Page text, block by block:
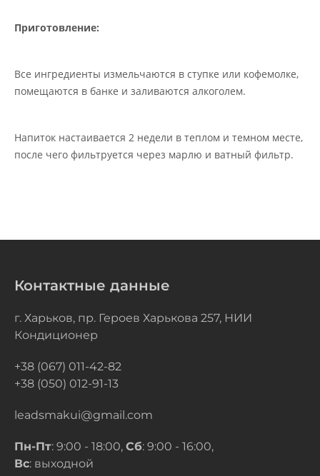
Приготовление:
Все ингредиенты измельчаются в ступке или кофемолке,
помещаются в банке и заливаются алкоголем.
Напиток настаивается 2 недели в теплом и темном месте,
после чего фильтруется через марлю и ватный фильтр.
Контактные данные
г. Харьков, пр. Героев Харькова 257, НИИ
Кондиционер
+38 (067) 011-42-82
+38 (050) 012-91-13
leadsmakui@gmail.com
Пн-Пт: 9:00 - 18:00, Сб: 9:00 - 16:00,
Вс: выходной